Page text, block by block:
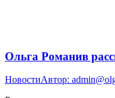
Ольга Романив
НовостиАвтор: